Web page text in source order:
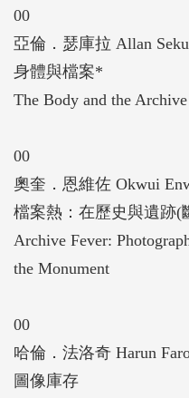
00
亞倫．瑟庫拉 Allan
身體與檔案*
The Body and the Archive
00
奧奎．恩維佐 Okwui
檔案熱：在歷史與遺跡(
Archive Fever:
the Monument
00
哈倫．法洛奇 Harun
圖像庫存